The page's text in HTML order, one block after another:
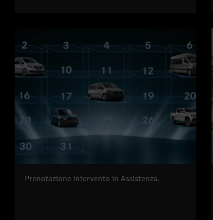
Prenotazione intervento in Assistenza.